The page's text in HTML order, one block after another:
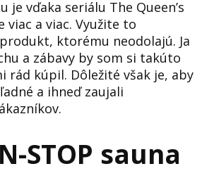
je vďaka seriálu The Queen’s
viac a viac. Využite to
ktorému neodolajú. Ja
a zábavy by som si takúto
rád kúpil. Dôležité však je, aby
a ihneď zaujali
STOP sauna